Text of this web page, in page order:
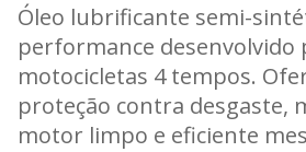
Óleo lubrificante semi-
performance desenvolvido
motocicletas 4 tempos.
proteção contra desgaste,
motor limpo e eficiente